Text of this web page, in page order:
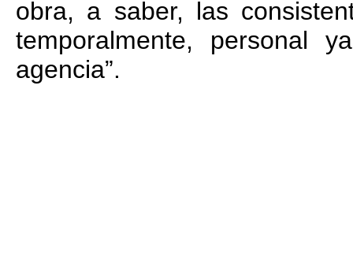
obra, a saber, las
temporalmente, personal
agencia”.